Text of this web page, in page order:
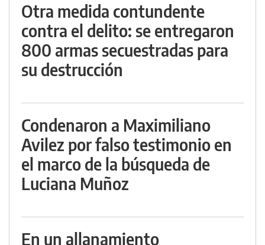
Otra medida contundente
contra el delito: se entregaron
800 armas secuestradas para
su destrucción
Condenaron a Maximiliano
Avilez por falso testimonio en
el marco de la búsqueda de
Luciana Muñoz
En un allanamiento